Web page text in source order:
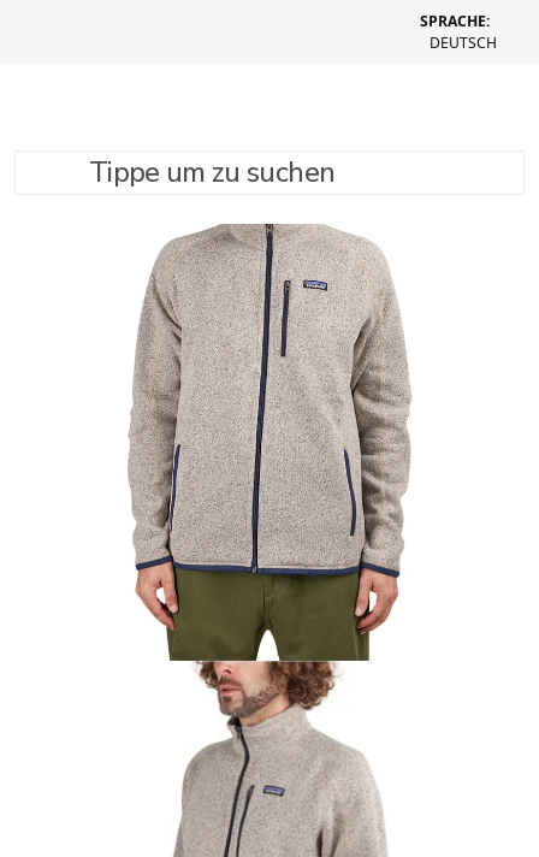
SPRACHE:
DEUTSCH
Tippe um zu suchen